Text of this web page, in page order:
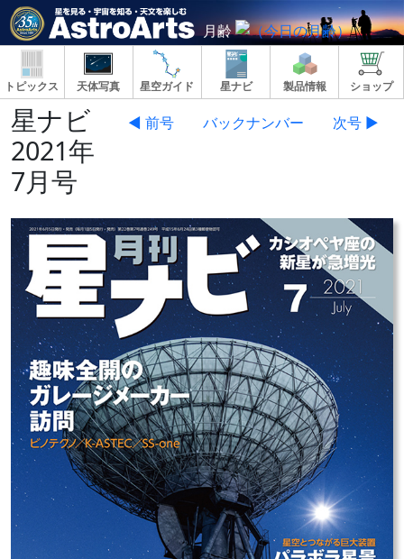
月齢
トピックス 天体写真 星空ガイド 星ナビ 製品情報 ショップ
星ナビ
2021年
7月号
◀ 前号 バックナンバー 次号 ▶